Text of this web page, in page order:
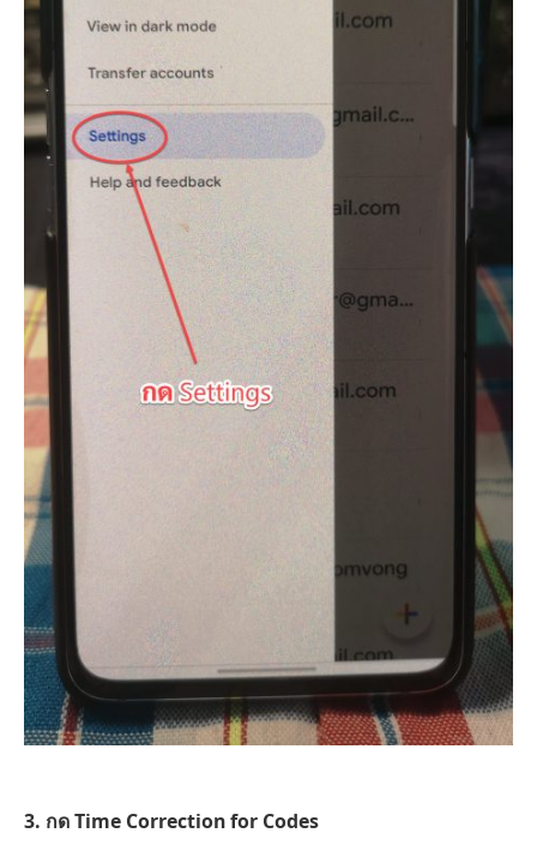
3. กด Time Correction for Codes